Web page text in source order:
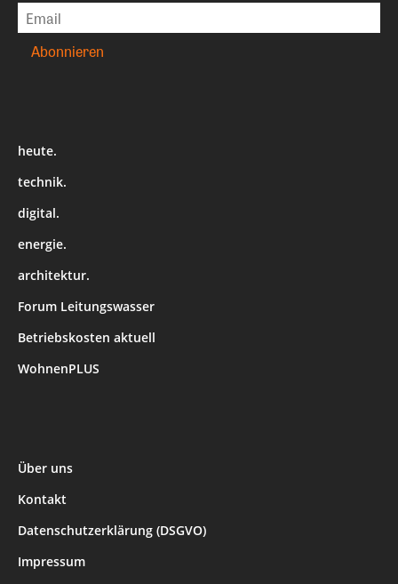
heute.
technik.
digital.
energie.
architektur.
Forum Leitungswasser
Betriebskosten aktuell
WohnenPLUS
Über uns
Kontakt
Datenschutzerklärung (DSGVO)
Impressum